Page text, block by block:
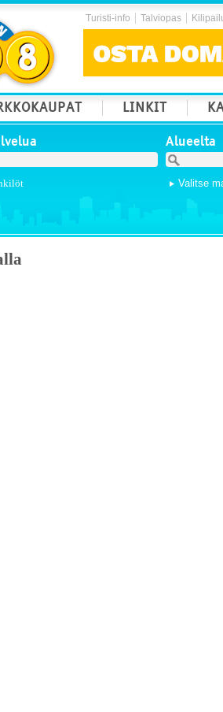
Turisti-info Talviopas
LINKIT
Alueelta
Valitse